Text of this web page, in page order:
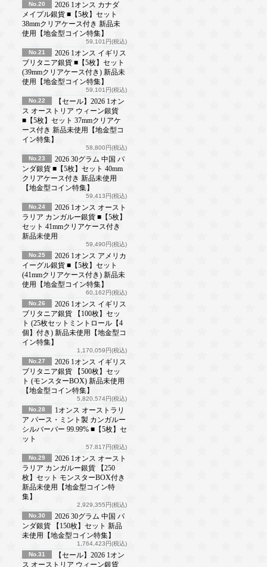
No.20
2026 1オンス カナダ
メイプル銀貨 ■【5枚】セット
38mmクリアケース付き 新品未
使用【地金型コイン特集】
59,101円(税込)
No.21
2026 1オンス イギリス
ブリタニア銀貨 ■【5枚】セット
(39mmクリアケース付き) 新品未
使用【地金型コイン特集】
59,101円(税込)
No.22
【セール】2026 1オン
ス オーストリア ウィーン銀貨
■【5枚】セット 37mmクリアケ
ース付き 新品未使用【地金型コ
イン特集】
58,800円(税込)
No.23
2026 30グラム 中国 パ
ンダ銀貨 ■【5枚】セット 40mm
クリアケース付き 新品未使用
【地金型コイン特集】
59,413円(税込)
No.24
2026 1オンス オースト
ラリア カンガルー銀貨 ■【5枚】
セット 41mmクリアケース付き
新品未使用
59,490円(税込)
No.25
2026 1オンス アメリカ
イーグル銀貨 ■【5枚】セット
(41mmクリアケース付き) 新品未
使用【地金型コイン特集】
60,162円(税込)
No.26
2026 1オンス イギリス
ブリタニア銀貨 【100枚】セッ
ト (25枚セットミントロール【4
個】付き) 新品未使用【地金型コ
イン特集】
1,170,059円(税込)
No.27
2026 1オンス イギリス
ブリタニア銀貨 【500枚】セッ
ト (モンスターBOX) 新品未使用
【地金型コイン特集】
5,820,574円(税込)
No.28
1オンス オーストラリ
ア パース・ミント製 カンガルー
シルバーバー 99.99% ■【5枚】セ
ット
57,817円(税込)
No.29
2026 1オンス オースト
ラリア カンガルー銀貨 【250
枚】セット モンスターBOX付き
新品未使用【地金型コイン特
集】
2,929,355円(税込)
No.30
2026 30グラム 中国 パ
ンダ銀貨 【150枚】セット 新品
未使用【地金型コイン特集】
1,764,423円(税込)
No.31
【セール】2026 1オン
ス オーストリア ウィーン銀貨